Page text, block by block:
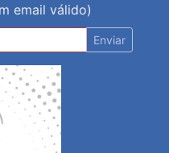
email válido)
Enviar